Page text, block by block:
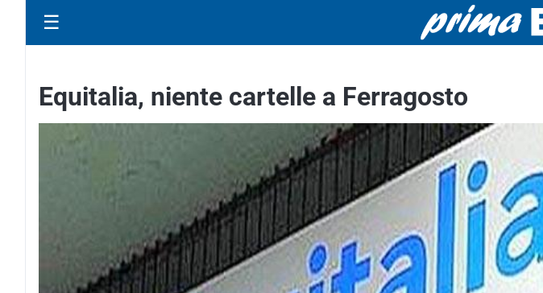
☰
Equitalia, niente cartelle a Ferragosto